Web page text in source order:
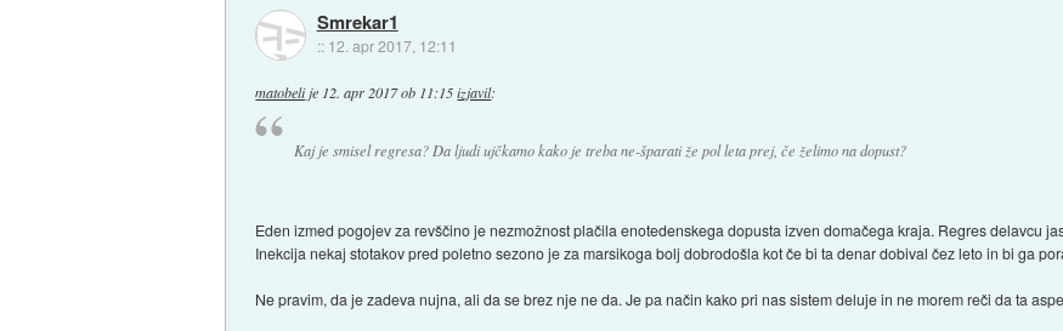
Smrekar1
:: 12. apr 2017, 12:11
matobelije 12. apr 2017 ob 11:15 izjavil:
Kaj je smisel regresa? Da ljudi ujčkamo kako je treba ne-šparati že pol leta prej, če želimo na dopust?
Eden izmed pogojev za revščino je nezmožnost plačila enotedenskega dopusta izven domačega kraja. Regres delavcu
Inekcija nekaj stotakov pred poletno sezono je za marsikoga bolj dobrodošla kot če bi ta denar dobival čez leto in bi ga
Ne pravim, da je zadeva nujna, ali da se brez nje ne da. Je pa način kako pri nas sistem deluje in ne morem reči da ta